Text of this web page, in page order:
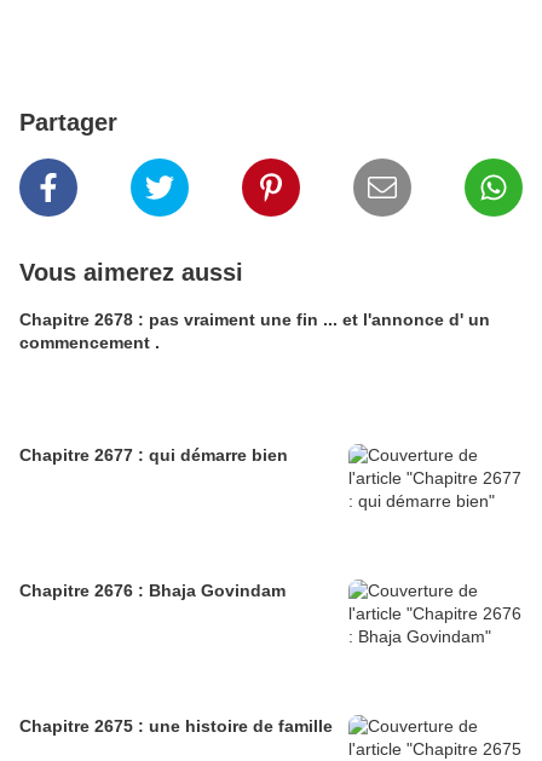
Partager
Vous aimerez aussi
Chapitre 2678 : pas vraiment une fin ... et l'annonce d' un
commencement .
Chapitre 2677 : qui démarre bien
Chapitre 2676 : Bhaja Govindam
Chapitre 2675 : une histoire de famille